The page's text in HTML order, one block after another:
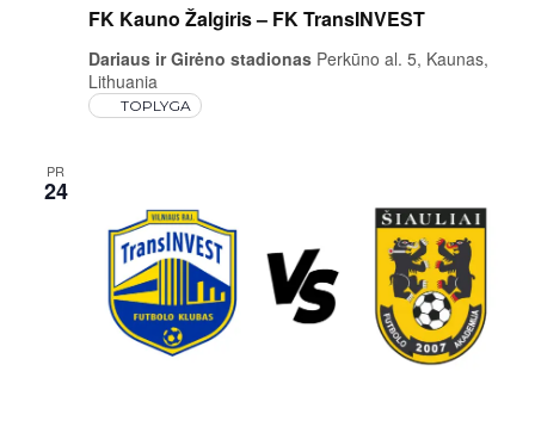
FK Kauno Žalgiris – FK TransINVEST
Dariaus ir Girėno stadionas Perkūno al. 5, Kaunas,
Lithuania
TOPLYGA
PR
24